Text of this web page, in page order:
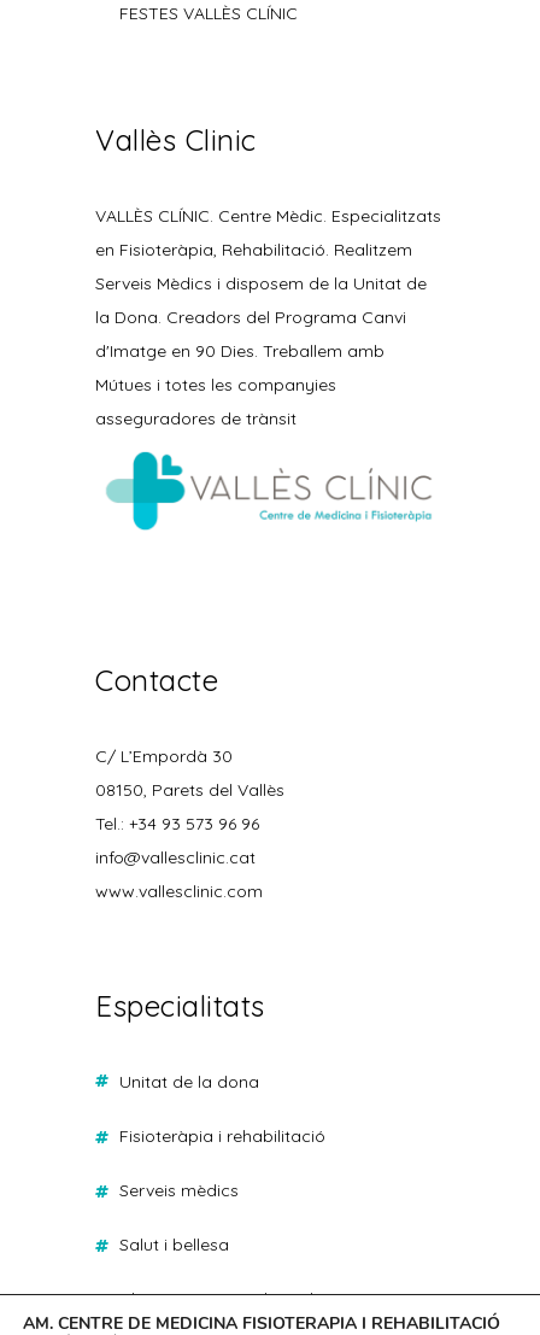
FESTES VALLÈS CLÍNIC
Vallès Clinic
VALLÈS CLÍNIC. Centre Mèdic. Especialitzats
en Fisioteràpia, Rehabilitació. Realitzem
Serveis Mèdics i disposem de la Unitat de
la Dona. Creadors del Programa Canvi
d'Imatge en 90 Dies. Treballem amb
Mútues i totes les companyies
asseguradores de trànsit
Contacte
C/ L’Empordà 30
08150, Parets del Vallès
Tel.: +34 93 573 96 96
info@vallesclinic.cat
www.vallesclinic.com
Especialitats
unitat de la dona
fisioteràpia i rehabilitació
serveis mèdics
salut i bellesa
classes presencials i online
AM. CENTRE DE MEDICINA FISIOTERAPIA I REHABILITACIÓ